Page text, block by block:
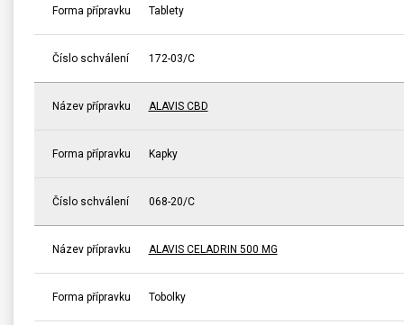
Forma přípravku Tablety
Číslo schválení 172-03/C
Název přípravku ALAVIS CBD
Forma přípravku Kapky
Číslo schválení 068-20/C
Název přípravku ALAVIS CELADRIN 500 MG
Forma přípravku Tobolky